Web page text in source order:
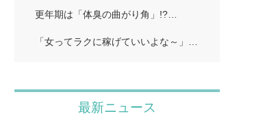
更年期は「体臭の曲がり角」!?…
「女ってラクに稼げていいよな～」…
最新ニュース